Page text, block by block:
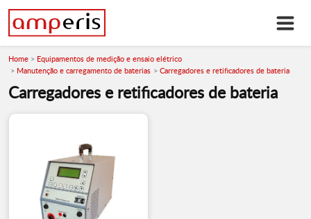
Home
Equipamentos de medição e ensaio elétrico
Manutenção e carregamento de baterias
Carregadores e retificadores de bateria
Carregadores e retificadores de bateria